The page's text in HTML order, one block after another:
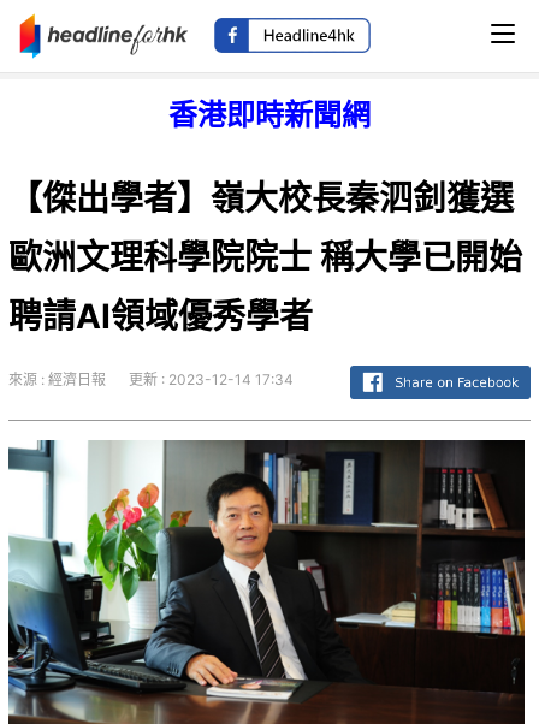
香港即時新聞網
【傑出學者】嶺大校長秦泗釗獲選
歐洲文理科學院院士 稱大學已開始
聘請AI領域優秀學者
來源 : 經濟日報 更新 : 2023-12-14 17:34